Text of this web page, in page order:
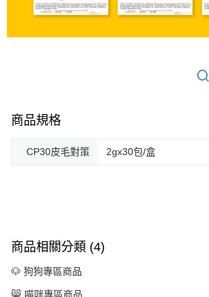
商品規格
CP30皮毛對策 2gx30包/盒
商品相關分類 (4)
🐶 狗狗專區商品
😸 喵咪專區商品